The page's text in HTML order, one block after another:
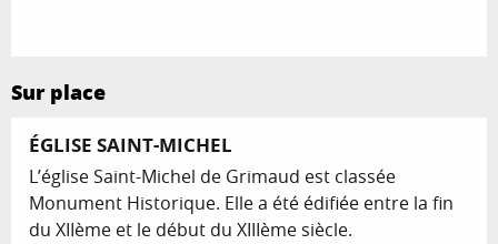
Sur place
ÉGLISE SAINT-MICHEL
L’église Saint-Michel de Grimaud est classée
Monument Historique. Elle a été édifiée entre la fin
du XIIème et le début du XIIIème siècle.